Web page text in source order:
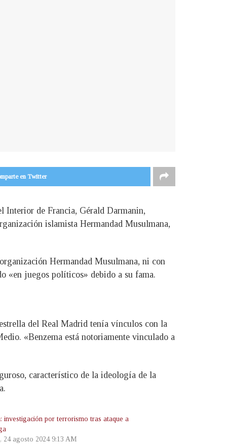
en Twitter
Interior de Francia, Gérald Darmanin,
islamista Hermandad Musulmana,
Hermandad Musulmana, ni con
«en juegos políticos» debido a su fama.
del Real Madrid tenía vínculos con la
«Benzema está notoriamente vinculado a
característico de la ideología de la
investigación por terrorismo tras ataque a
24 agosto 2024 9:13 AM